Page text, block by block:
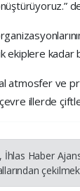
ekiplere kadar
atmosfer ve
illerde
İhlas Haber